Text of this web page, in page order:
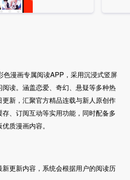
色漫画专属阅读APP，采用沉浸式竖屏
读。涵盖恋爱、奇幻、悬疑等多种热
新，汇聚官方精品连载与新人原创作
、订阅互动等实用功能，同时配备多
质漫画内容。
更新内容，系统会根据用户的阅读历